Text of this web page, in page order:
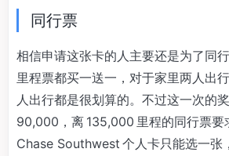
同行票
相信申请这张卡的人主要还是为了同
里程票都买一送一，对于家里两人出
人出行都是很划算的。不过这一次的
90,000，离 135,000 里程的同行票要
Chase Southwest 个人卡只能选一张